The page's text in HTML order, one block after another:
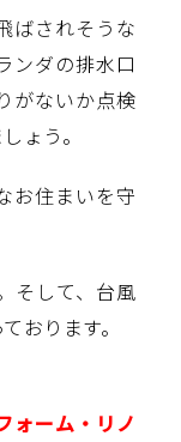
ばされそうな
ンダの排水口
がないか点検
ょう。
お住まいを守
そして、台風
おります。
ォーム・リノ